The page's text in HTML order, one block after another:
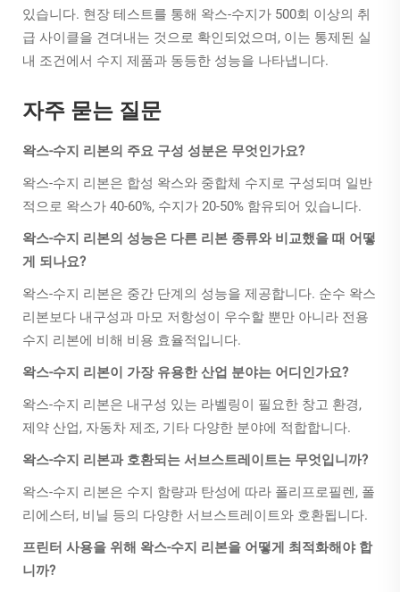
있습니다. 현장 테스트를 통해 왁스-수지가 500회 이상의 취
급 사이클을 견뎌내는 것으로 확인되었으며, 이는 통제된 실
내 조건에서 수지 제품과 동등한 성능을 나타냅니다.
자주 묻는 질문
왁스-수지 리본의 주요 구성 성분은 무엇인가요?
왁스-수지 리본은 합성 왁스와 중합체 수지로 구성되며 일반
적으로 왁스가 40-60%, 수지가 20-50% 함유되어 있습니다.
왁스-수지 리본의 성능은 다른 리본 종류와 비교했을 때 어떻
게 되나요?
왁스-수지 리본은 중간 단계의 성능을 제공합니다. 순수 왁스
리본보다 내구성과 마모 저항성이 우수할 뿐만 아니라 전용
수지 리본에 비해 비용 효율적입니다.
왁스-수지 리본이 가장 유용한 산업 분야는 어디인가요?
왁스-수지 리본은 내구성 있는 라벨링이 필요한 창고 환경,
제약 산업, 자동차 제조, 기타 다양한 분야에 적합합니다.
왁스-수지 리본과 호환되는 서브스트레이트는 무엇입니까?
왁스-수지 리본은 수지 함량과 탄성에 따라 폴리프로필렌, 폴
리에스터, 비닐 등의 다양한 서브스트레이트와 호환됩니다.
프린터 사용을 위해 왁스-수지 리본을 어떻게 최적화해야 합
니까?